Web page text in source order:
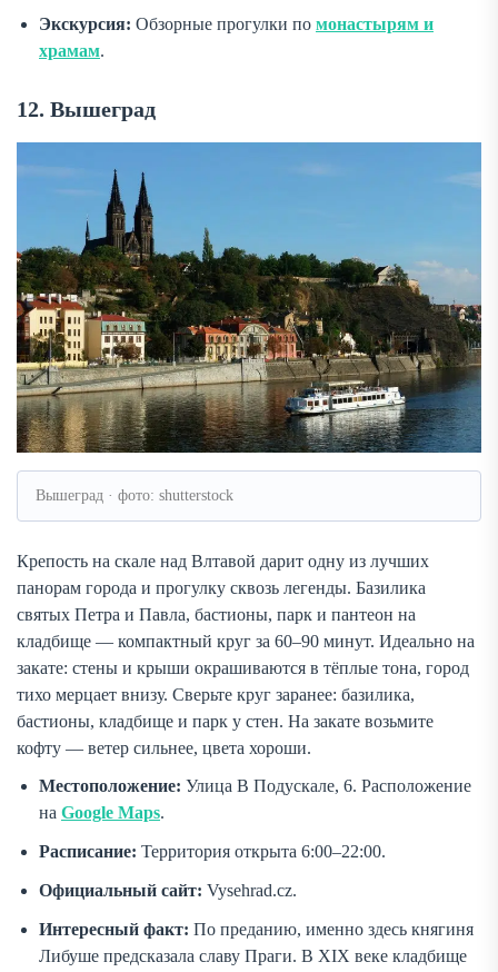
Экскурсия: Обзорные прогулки по монастырям и
храмам.
12. Вышеград
Вышеград · фото: shutterstock
Крепость на скале над Влтавой дарит одну из лучших
панорам города и прогулку сквозь легенды. Базилика
святых Петра и Павла, бастионы, парк и пантеон на
кладбище — компактный круг за 60–90 минут. Идеально на
закате: стены и крыши окрашиваются в тёплые тона, город
тихо мерцает внизу. Сверьте круг заранее: базилика,
бастионы, кладбище и парк у стен. На закате возьмите
кофту — ветер сильнее, цвета хороши.
Местоположение: Улица В Подускале, 6. Расположение
на Google Maps.
Расписание: Территория открыта 6:00–22:00.
Официальный сайт: Vysehrad.cz.
Интересный факт: По преданию, именно здесь княгиня
Либуше предсказала славу Праги. В XIX веке кладбище